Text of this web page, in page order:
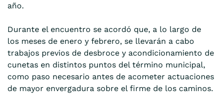
año.
Durante el encuentro se acordó que, a lo largo de
los meses de enero y febrero, se llevarán a cabo
trabajos previos de desbroce y acondicionamiento de
cunetas en distintos puntos del término municipal,
como paso necesario antes de acometer actuaciones
de mayor envergadura sobre el firme de los caminos.